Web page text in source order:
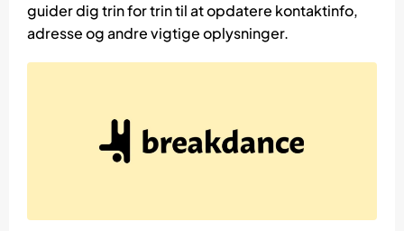
guider dig trin for trin til at opdatere kontaktinfo,
adresse og andre vigtige oplysninger.